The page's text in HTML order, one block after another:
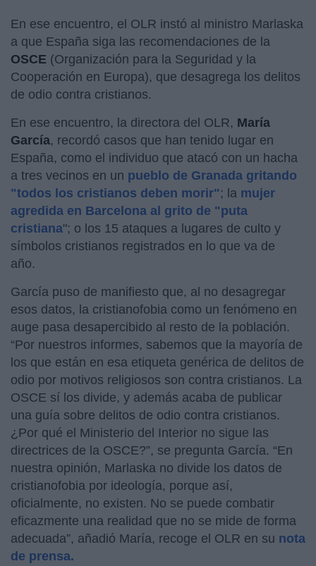
En ese encuentro, el OLR instó al ministro Marlaska
a que España siga las recomendaciones de la
OSCE (Organización para la Seguridad y la
Cooperación en Europa), que desagrega los delitos
de odio contra cristianos.
En ese encuentro, la directora del OLR, María
García, recordó casos que han tenido lugar en
España, como el individuo que atacó con un hacha
a tres vecinos en un pueblo de Granada gritando
"todos los cristianos deben morir" ; la mujer
agredida en Barcelona al grito de "puta
cristiana"; o los 15 ataques a lugares de culto y
símbolos cristianos registrados en lo que va de
año.
García puso de manifiesto que, al no desagregar
esos datos, la cristianofobia como un fenómeno en
auge pasa desapercibido al resto de la población.
“Por nuestros informes, sabemos que la mayoría de
los que están en esa etiqueta genérica de delitos de
odio por motivos religiosos son contra cristianos. La
OSCE sí los divide, y además acaba de publicar
una guía sobre delitos de odio contra cristianos.
¿Por qué el Ministerio del Interior no sigue las
directrices de la OSCE?”, se pregunta García. “En
nuestra opinión, Marlaska no divide los datos de
cristianofobia por ideología, porque así,
oficialmente, no existen. No se puede combatir
eficazmente una realidad que no se mide de forma
adecuada”, añadió María, recoge el OLR en su nota
de prensa.